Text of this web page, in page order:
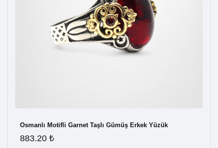
Osmanlı Motifli Garnet Taşlı Gümüş Erkek Yüzük
883.20 ₺